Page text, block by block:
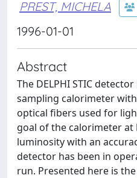
PREST, MICHELA
1996-01-01
Abstract
The DELPHI STIC
sampling calorimeter
optical fibers used for
goal of the calorimeter at
luminosity with an
detector has been in
run. Presented here is